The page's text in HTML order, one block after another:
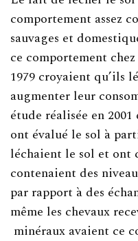
comportement assez
sauvages et
ce comportement
1979 croyaient qu’ils
augmenter leur
étude réalisée en
ont évalué le sol à
léchaient le sol et ont
contenaient des
par rapport à des
même les chevaux
minéraux avaient ce